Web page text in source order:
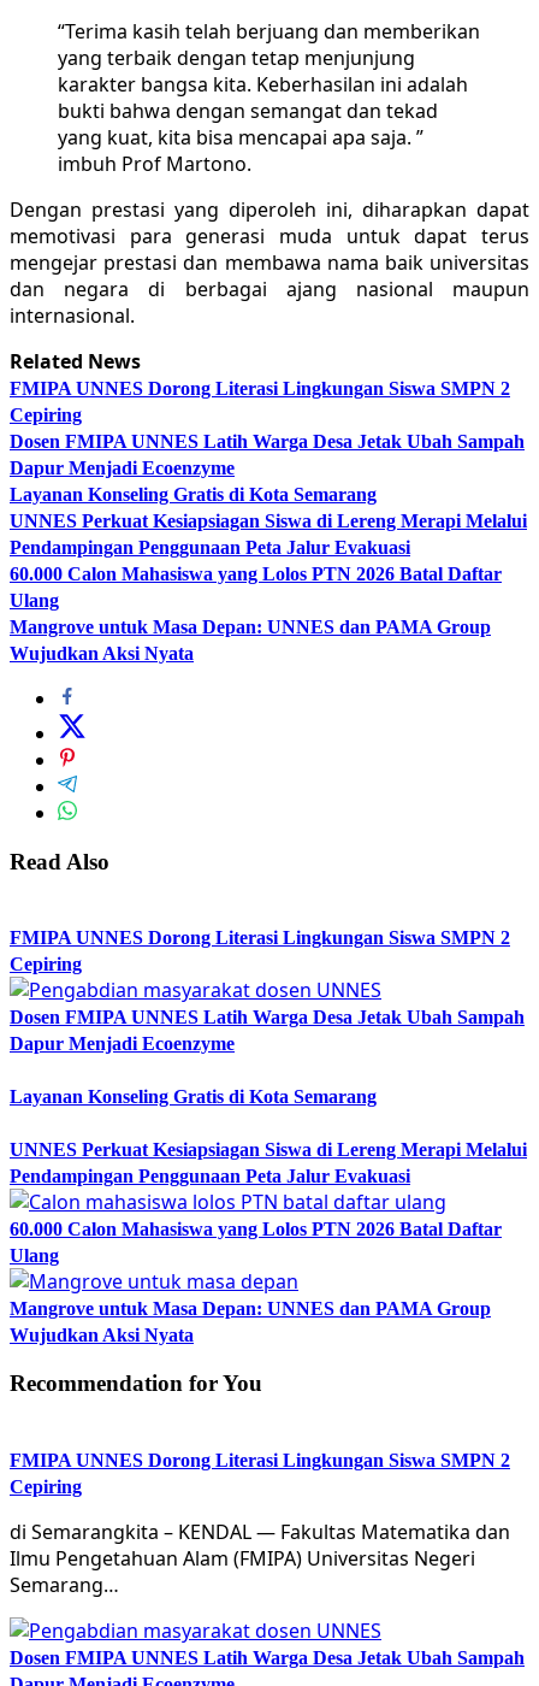
“Terima kasih telah berjuang dan memberikan
yang terbaik dengan tetap menjunjung
karakter bangsa kita. Keberhasilan ini adalah
bukti bahwa dengan semangat dan tekad
yang kuat, kita bisa mencapai apa saja. ”
imbuh Prof Martono.
Dengan prestasi yang diperoleh ini, diharapkan dapat
memotivasi para generasi muda untuk dapat terus
mengejar prestasi dan membawa nama baik universitas
dan negara di berbagai ajang nasional maupun
internasional.
Related News
FMIPA UNNES Dorong Literasi Lingkungan Siswa SMPN 2
Cepiring
Dosen FMIPA UNNES Latih Warga Desa Jetak Ubah Sampah
Dapur Menjadi Ecoenzyme
Layanan Konseling Gratis di Kota Semarang
UNNES Perkuat Kesiapsiagan Siswa di Lereng Merapi Melalui
Pendampingan Penggunaan Peta Jalur Evakuasi
60.000 Calon Mahasiswa yang Lolos PTN 2026 Batal Daftar
Ulang
Mangrove untuk Masa Depan: UNNES dan PAMA Group
Wujudkan Aksi Nyata
Read Also
FMIPA UNNES Dorong Literasi Lingkungan Siswa SMPN 2
Cepiring
Dosen FMIPA UNNES Latih Warga Desa Jetak Ubah Sampah
Dapur Menjadi Ecoenzyme
Layanan Konseling Gratis di Kota Semarang
UNNES Perkuat Kesiapsiagan Siswa di Lereng Merapi Melalui
Pendampingan Penggunaan Peta Jalur Evakuasi
60.000 Calon Mahasiswa yang Lolos PTN 2026 Batal Daftar
Ulang
Mangrove untuk Masa Depan: UNNES dan PAMA Group
Wujudkan Aksi Nyata
Recommendation for You
FMIPA UNNES Dorong Literasi Lingkungan Siswa SMPN 2
Cepiring
di Semarangkita – KENDAL — Fakultas Matematika dan
Ilmu Pengetahuan Alam (FMIPA) Universitas Negeri
Semarang…
Dosen FMIPA UNNES Latih Warga Desa Jetak Ubah Sampah